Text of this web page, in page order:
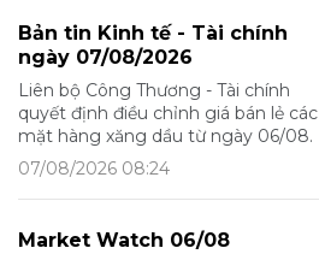
Bản tin Kinh tế - Tài chính
ngày 07/08/2026
Liên bộ Công Thương - Tài chính
quyết định điều chỉnh giá bán lẻ các
mặt hàng xăng dầu từ ngày 06/08.
07/08/2026 08:24
Market Watch 06/08